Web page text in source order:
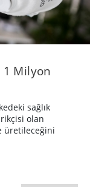
1 Milyon
sağlık
olan
üretileceğini